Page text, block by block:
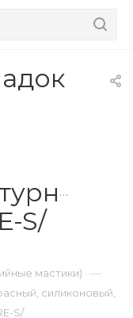
S/
мастики) —
силиконовый,
S/